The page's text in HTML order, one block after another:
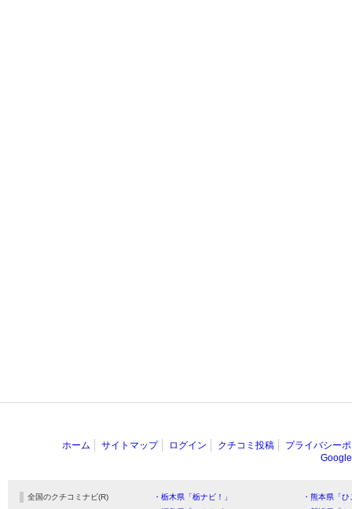
ホーム サイトマップ ログイン クチコミ投稿
プライバシー
全国のクチコミナビ(R) ・栃木県「栃ナビ！」
・熊本県「